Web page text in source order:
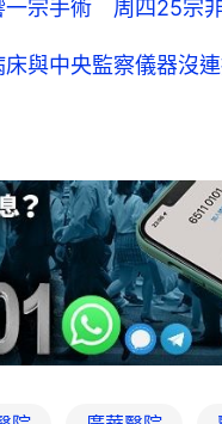
一宗手術 周四25宗
床與中央監察儀器沒